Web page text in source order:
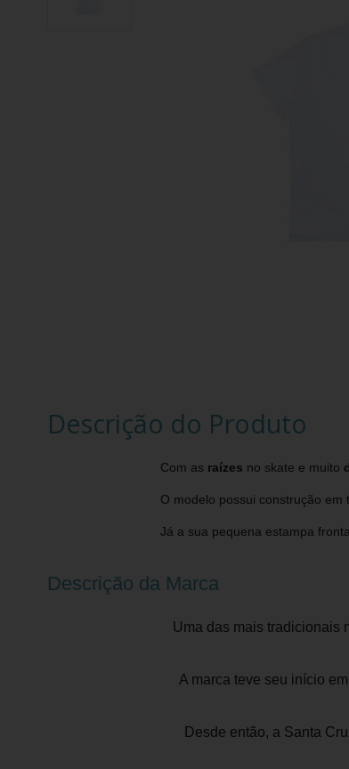
Descrição do Produto
Com as raízes no skate e muito
O modelo possui construção
Já a sua pequena estampa
Descrição da Marca
Uma das mais tradicionais
A marca teve seu início
Desde então, a Santa